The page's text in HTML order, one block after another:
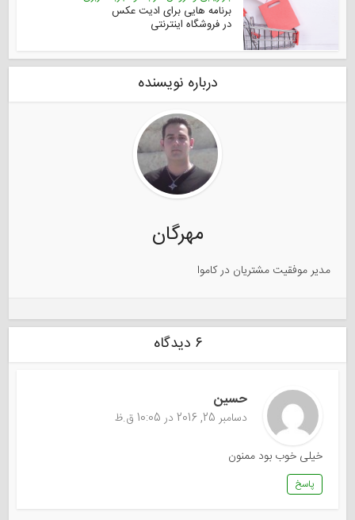
برنامه هایی برای ادیت عکس
در فروشگاه اینترنتی
درباره نویسنده
مهرگان
مدیر موفقیت مشتریان در کاموا
۶ دیدگاه
حسین
دسامبر 25, 2016 در 10:05 ق.ظ
خیلی خوب بود ممنون
پاسخ